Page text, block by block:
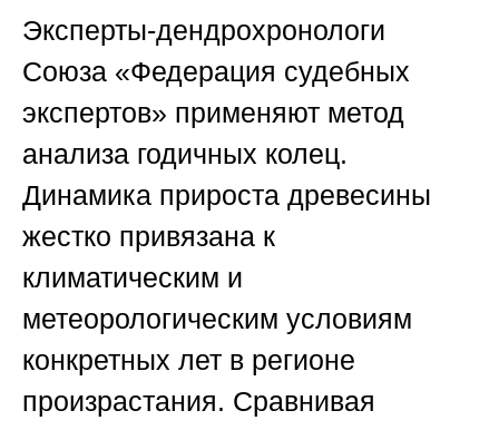
Эксперты-дендрохронологи
Союза «Федерация судебных
экспертов» применяют метод
анализа годичных колец.
Динамика прироста древесины
жестко привязана к
климатическим и
метеорологическим условиям
конкретных лет в регионе
произрастания. Сравнивая